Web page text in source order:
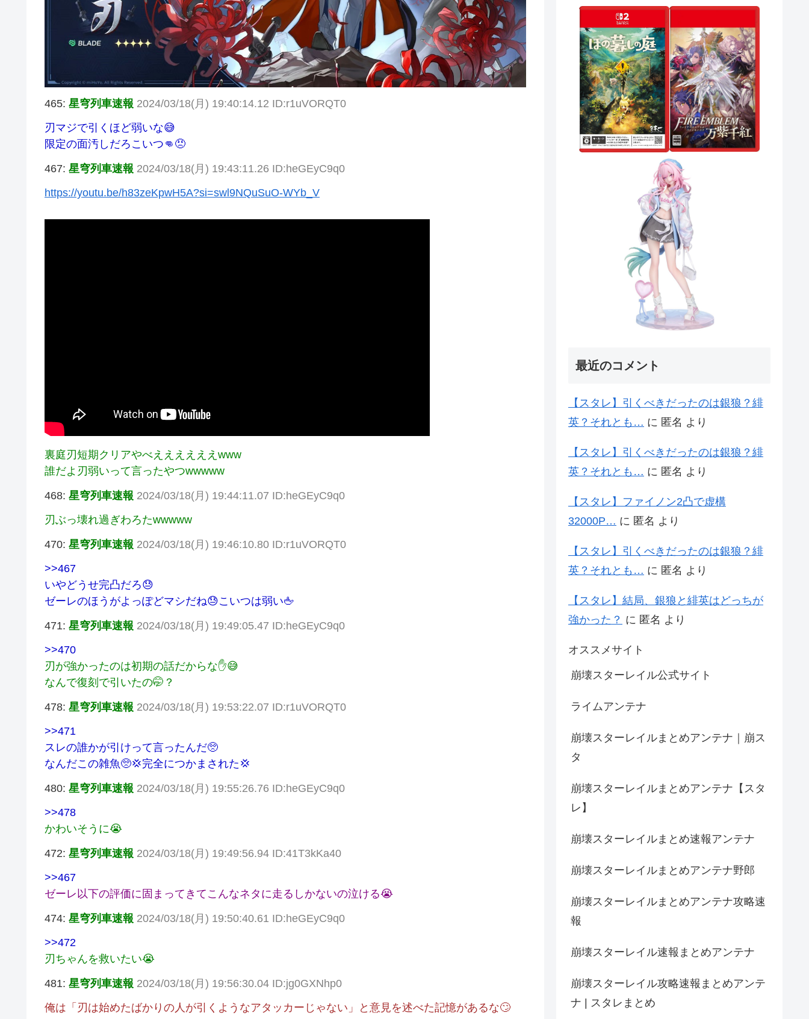
465: 星穹列車速報 2024/03/18(月) 19:40:14.12 ID:r1uVORQT0
刃マジで引くほど弱いな😅
限定の面汚しだろこいつ👊😠
467: 星穹列車速報 2024/03/18(月) 19:43:11.26 ID:heGEyC9q0
https://youtu.be/h83zeKpwH5A?si=swl9NQuSuO-WYb_V
裏庭刃短期クリアやべええええええwww
誰だよ刃弱いって言ったやつwwwww
468: 星穹列車速報 2024/03/18(月) 19:44:11.07 ID:heGEyC9q0
刃ぶっ壊れ過ぎわろたwwwww
470: 星穹列車速報 2024/03/18(月) 19:46:10.80 ID:r1uVORQT0
>>467
いやどうせ完凸だろ😓
ゼーレのほうがよっぽどマシだね😓こいつは弱い🖕
471: 星穹列車速報 2024/03/18(月) 19:49:05.47 ID:heGEyC9q0
>>470
刃が強かったのは初期の話だからな✋😅
なんで復刻で引いたの🤭？
478: 星穹列車速報 2024/03/18(月) 19:53:22.07 ID:r1uVORQT0
>>471
スレの誰かが引けって言ったんだ🥺
なんだこの雑魚🥺💢完全につかまされた💢
480: 星穹列車速報 2024/03/18(月) 19:55:26.76 ID:heGEyC9q0
>>478
かわいそうに😭
472: 星穹列車速報 2024/03/18(月) 19:49:56.94 ID:41T3kKa40
>>467
ゼーレ以下の評価に固まってきてこんなネタに走るしかないの泣ける😭
474: 星穹列車速報 2024/03/18(月) 19:50:40.61 ID:heGEyC9q0
>>472
刃ちゃんを救いたい😭
481: 星穹列車速報 2024/03/18(月) 19:56:30.04 ID:jg0GXNhp0
俺は「刃は始めたばかりの人が引くようなアタッカーじゃない」と意見を述べた記憶があるな🙄
最近のコメント
【スタレ】引くべきだったのは銀狼？緋
英？それとも… に 匿名 より
【スタレ】引くべきだったのは銀狼？緋
英？それとも… に 匿名 より
【スタレ】ファイノン2凸で虚構
32000P… に 匿名 より
【スタレ】引くべきだったのは銀狼？緋
英？それとも… に 匿名 より
【スタレ】結局、銀狼と緋英はどっちが
強かった？ に 匿名 より
オススメサイト
崩壊スターレイル公式サイト
ライムアンテナ
崩壊スターレイルまとめアンテナ｜崩ス
タ
崩壊スターレイルまとめアンテナ【スタ
レ】
崩壊スターレイルまとめ速報アンテナ
崩壊スターレイルまとめアンテナ野郎
崩壊スターレイルまとめアンテナ攻略速
報
崩壊スターレイル速報まとめアンテナ
崩壊スターレイル攻略速報まとめアンテ
ナ | スタレまとめ